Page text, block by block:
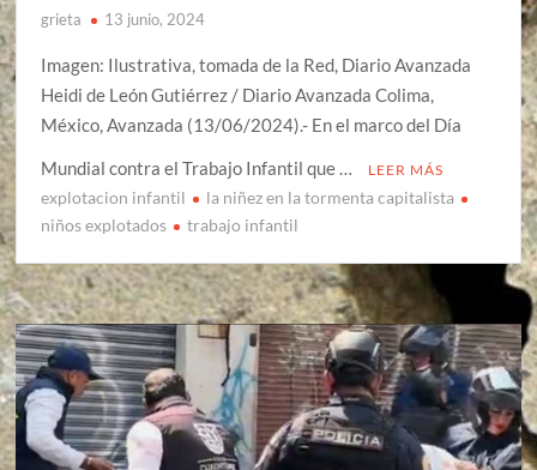
grieta 13 junio, 2024
Imagen: Ilustrativa, tomada de la Red, Diario Avanzada
Heidi de León Gutiérrez / Diario Avanzada Colima,
México, Avanzada (13/06/2024).- En el marco del Día
Mundial contra el Trabajo Infantil que …
LEER MÁS
explotacion infantil
la niñez en la tormenta capitalista
niños explotados
trabajo infantil